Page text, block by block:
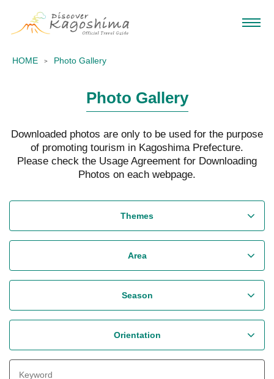
HOME Photo Gallery
Photo Gallery
Downloaded photos are only to be used for the purpose
of promoting tourism in Kagoshima Prefecture.
Please check the Usage Agreement for Downloading
Photos on each webpage.
Themes
Area
Season
Orientation